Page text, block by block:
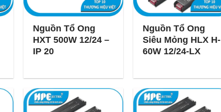
Nguồn Tổ Ong
HXT 500W 12/24 –
IP 20
Nguồn Tổ Ong
Siêu Mỏng HLX H-
60W 12/24-LX